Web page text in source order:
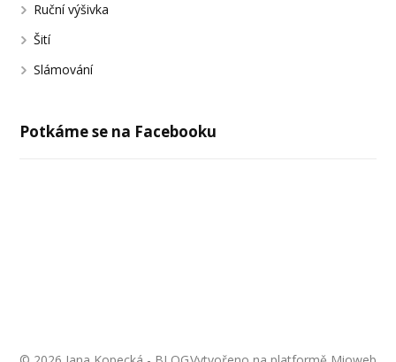
Ruční výšivka
Šití
Slámování
Potkáme se na Facebooku